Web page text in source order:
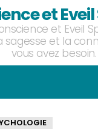
et
et Eveil
et la
vous avez besoin.